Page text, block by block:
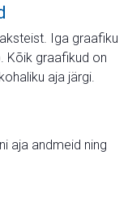
Iga graafiku
Kõik graafikud on
aja järgi.
aja andmeid ning